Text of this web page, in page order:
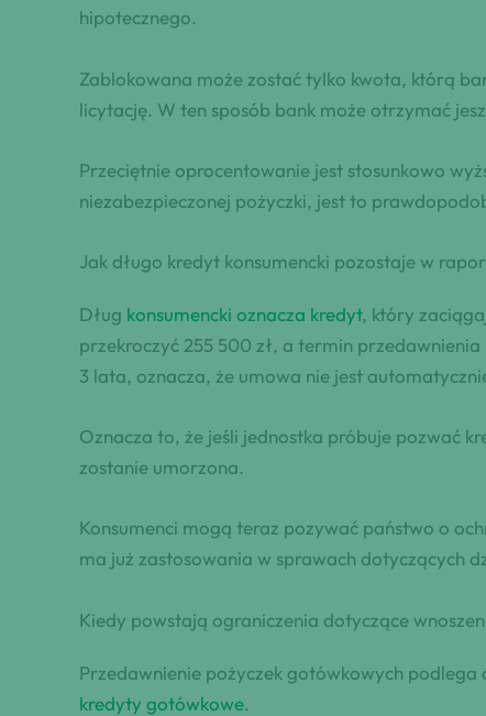
hipotecznego.
Zablokowana może zostać tylko kwota, którą
licytację. W ten sposób bank może otrzymać
Przeciętnie oprocentowanie jest stosunkowo
niezabezpieczonej pożyczki, jest to
Jak długo kredyt konsumencki pozostaje w
Dług konsumencki oznacza kredyt, który
przekroczyć 255 500 zł, a termin
3 lata, oznacza, że umowa nie jest
Oznacza to, że jeśli jednostka próbuje pozwać
zostanie umorzona.
Konsumenci mogą teraz pozywać państwo o
ma już zastosowania w sprawach dotyczących
Kiedy powstają ograniczenia dotyczące
Przedawnienie pożyczek gotówkowych
kredyty gotówkowe.